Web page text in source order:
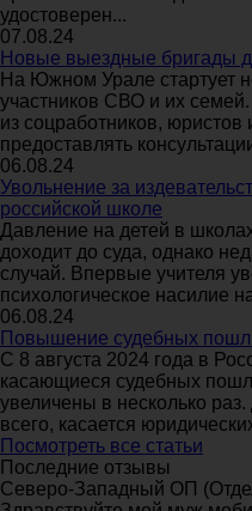
удостоверен...
07.08.24
Новые выездные бригады
На Южном Урале стартует
участников СВО и их
из соцработников, юристов
предоставлять
06.08.24
Увольнение за
российской школе
Давление на детей в
доходит до суда, однако
случай. Впервые учителя
психологическое насилие
06.08.24
Повышение судебных
С 8 августа 2024 года в
касающиеся судебных
увеличены в несколько
всего, касается
Посмотреть все статьи
Последние отзывы
Северо-Западный ОП